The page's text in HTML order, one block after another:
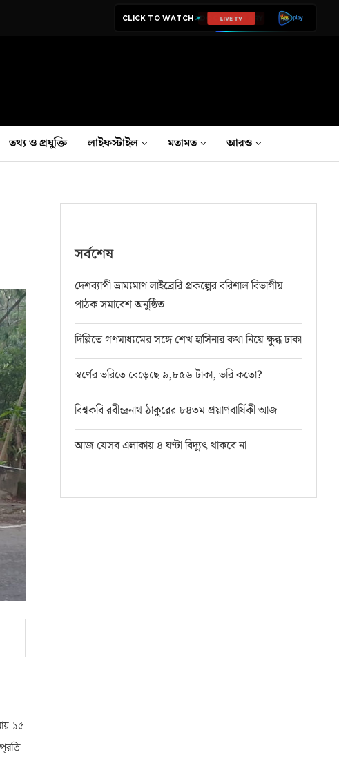
CLICK TO WATCH LIVE TV
তথ‍্য ও প্রযুক্তি লাইফস্টাইল মতামত আরও
১৫
সর্বশেষ
দেশব্যাপী ভ্রাম্যমাণ লাইব্রেরি প্রকল্পের বরিশাল বিভাগীয়
পাঠক সমাবেশ অনুষ্ঠিত
দিল্লিতে গণমাধ্যমের সঙ্গে শেখ হাসিনার কথা নিয়ে ক্ষুব্ধ ঢাকা
স্বর্ণের ভরিতে বেড়েছে ৯,৮৫৬ টাকা, ভরি কতো?
বিশ্বকবি রবীন্দ্রনাথ ঠাকুরের ৮৪তম প্রয়াণবার্ষিকী আজ
আজ যেসব এলাকায় ৪ ঘণ্টা বিদ্যুৎ থাকবে না